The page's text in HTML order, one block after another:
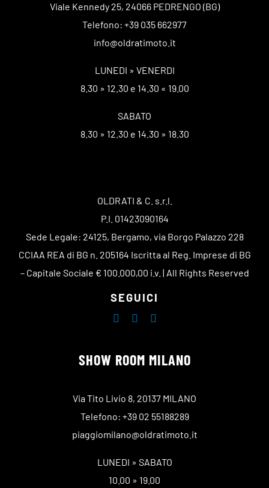
Viale Kennedy 25, 24066 PEDRENGO (BG)
Telefono: +39 035 662977
info@oldratimoto.it
LUNEDI » VENERDI
8.30 » 12.30 e 14.30 « 19.00
SABATO
8.30 » 12.30 e 14.30 » 18.30
OLDRATI & C. s.r.l.
P.I. 01423090164
Sede Legale: 24125, Bergamo, via Borgo Palazzo 228
CCIAA REA di BG n. 205164 Iscritta al Reg. Imprese di BG
– Capitale Sociale € 100.000,00 i.v. | All Rights Reserved
SEGUICI
SHOW ROOM MILANO
Via Tito Livio 8, 20137 MILANO
Telefono: +39 02 55188289
piaggiomilano@oldratimoto.it
LUNEDI » SABATO
10.00 » 19.00